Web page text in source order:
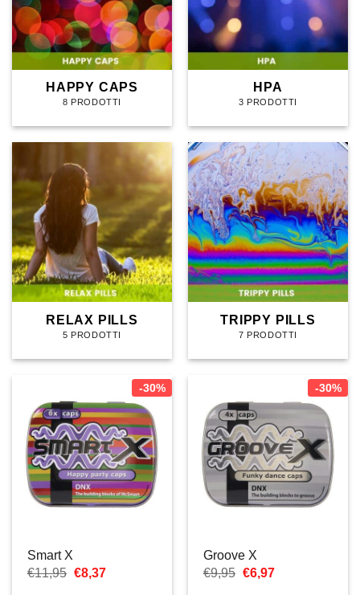
HAPPY CAPS
8 PRODOTTI
HPA
3 PRODOTTI
RELAX PILLS
5 PRODOTTI
TRIPPY PILLS
7 PRODOTTI
-30%
Smart X
€11,95 Il
€8,37Il
-30%
Groove X
€9,95 Il
€6,97Il